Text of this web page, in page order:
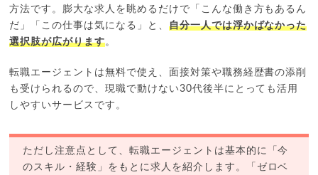
方法です。膨大な求人を眺めるだけで「こんな働き方もあるん
だ」「この仕事は気になる」と、 自分一人では浮かばなかった
選択肢が広がります。
転職エージェントは無料で使え、面接対策や職務経歴書の添削
も受けられるので、現職で動けない30代後半にとっても活用
しやすいサービスです。
ただし注意点として、転職エージェントは基本的に「今
のスキル・経験」をもとに求人を紹介します。「ゼロベ